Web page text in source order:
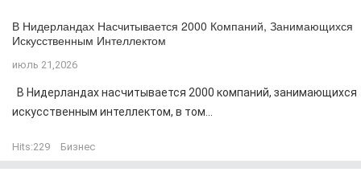
В Нидерландах Насчитывается 2000 Компаний, Занимающихся
Искусственным Интеллектом
июль 21,2026
В Нидерландах насчитывается 2000 компаний, занимающихся
искусственным интеллектом, в том...
Hits:229 Бизнес